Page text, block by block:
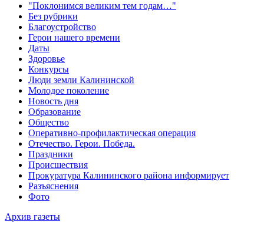
"Поклонимся великим тем годам…"
Без рубрики
Благоустройство
Герои нашего времени
Даты
Здоровье
Конкурсы
Люди земли Калининской
Молодое поколение
Новость дня
Образование
Общество
Оперативно-профилактическая операция
Отечество. Герои. Победа.
Праздники
Происшествия
Прокуратура Калининского района информирует
Разъяснения
Фото
Архив газеты